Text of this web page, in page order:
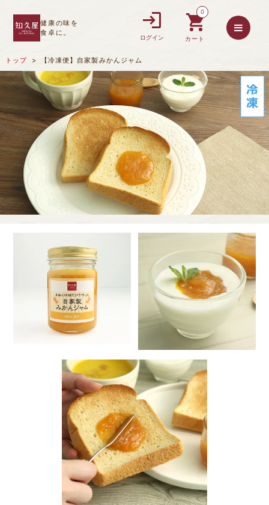
健康の味を
食卓に。
ログイン
0
カート
トップ 【冷凍便】自家製みかんジャム